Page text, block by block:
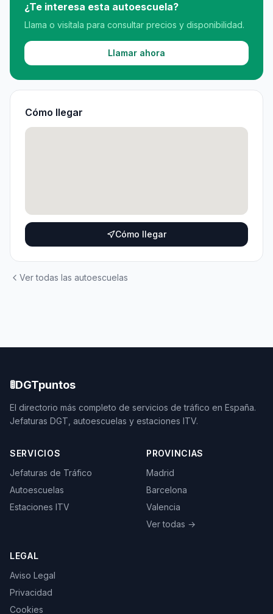
¿Te interesa esta autoescuela?
Llama o visítala para consultar precios y disponibilidad.
Llamar ahora
Cómo llegar
Cómo llegar
Ver todas las autoescuelas
🚦DGTpuntos
El directorio más completo de servicios de tráfico en España.
Jefaturas DGT, autoescuelas y estaciones ITV.
SERVICIOS
Jefaturas de Tráfico
Autoescuelas
Estaciones ITV
PROVINCIAS
Madrid
Barcelona
Valencia
Ver todas →
LEGAL
Aviso Legal
Privacidad
Cookies